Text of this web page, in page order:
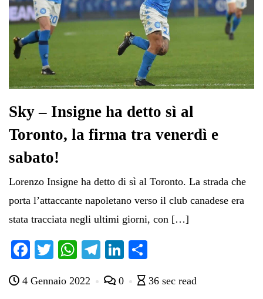
Sky – Insigne ha detto sì al
Toronto, la firma tra venerdì e
sabato!
Lorenzo Insigne ha detto di sì al Toronto. La strada che
porta l’attaccante napoletano verso il club canadese era
stata tracciata negli ultimi giorni, con […]
Fa
bo
T
tte
W
ts
Te
gr
Li
ed di
4 Gennaio 2022 0 36 sec read